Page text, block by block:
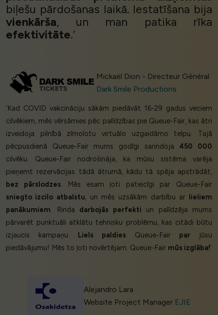
biļešu pārdošanas laikā. Iestatīšana bija
vienkārša, un man patika rīka
efektivitāte.’
Mickaël Dion - Directeur Général
Dark Smile Productions
‘Kad COVID vakcināciju sākām piedāvāt 16-29 gadus veciem
cilvēkiem, mēs vērsāmies pēc palīdzības pie Queue-Fair, kas ātri
izveidoja pilnībā zīmolotu virtuālo uzgaidāmo telpu. Tajā
pēcpusdienā Queue-Fair mums godīgi sarindoja 450 000
cilvēku. Queue-Fair nodrošināja, ka mūsu sistēma varēja
pieņemt rezervācijas tādā ātrumā, kādu tā spēja apstrādāt,
bez pārslodzes. Mēs esam ļoti pateicīgi par Queue-Fair
sniegto izcilo atbalstu, un mēs uzsākām darbību ar lieliem
panākumiem. Rinda darbojās perfekti un palīdzēja mums
pārvarēt punktuāli atklātu tehnisku problēmu, kas citādi būtu
izjaucis kampaņu. Liels paldies Queue-Fair par jūsu
piedāvājumu! Mēs to ļoti novērtējam. Queue-Fair mūs izglāba!’
Alejandro Lara
Website Project Manager EJIE